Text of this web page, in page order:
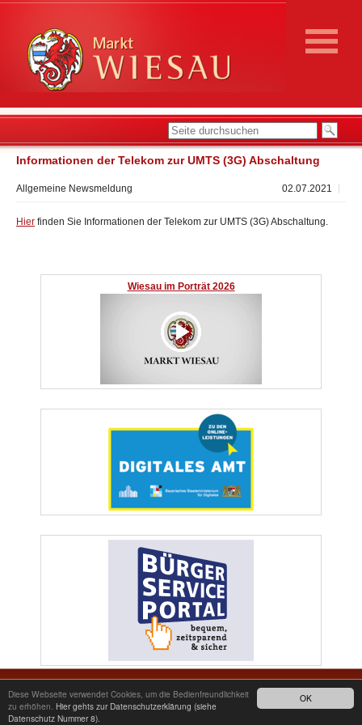
OK
Diese Webseite verwendet Cookies, um die Bedienfreundlichkeit
zu erhöhen. Hier gehts zur Datenschutzerklärung (siehe
Datenschutz Nummer 8).
Informationen der Telekom zur UMTS (3G) Abschaltung
02.07.2021
Allgemeine Newsmeldung
Hier finden Sie Informationen der Telekom zur UMTS (3G) Abschaltung.
Wiesau im Porträt 2026
09634/2511 | E-Mail: poststelle@wiesau.de